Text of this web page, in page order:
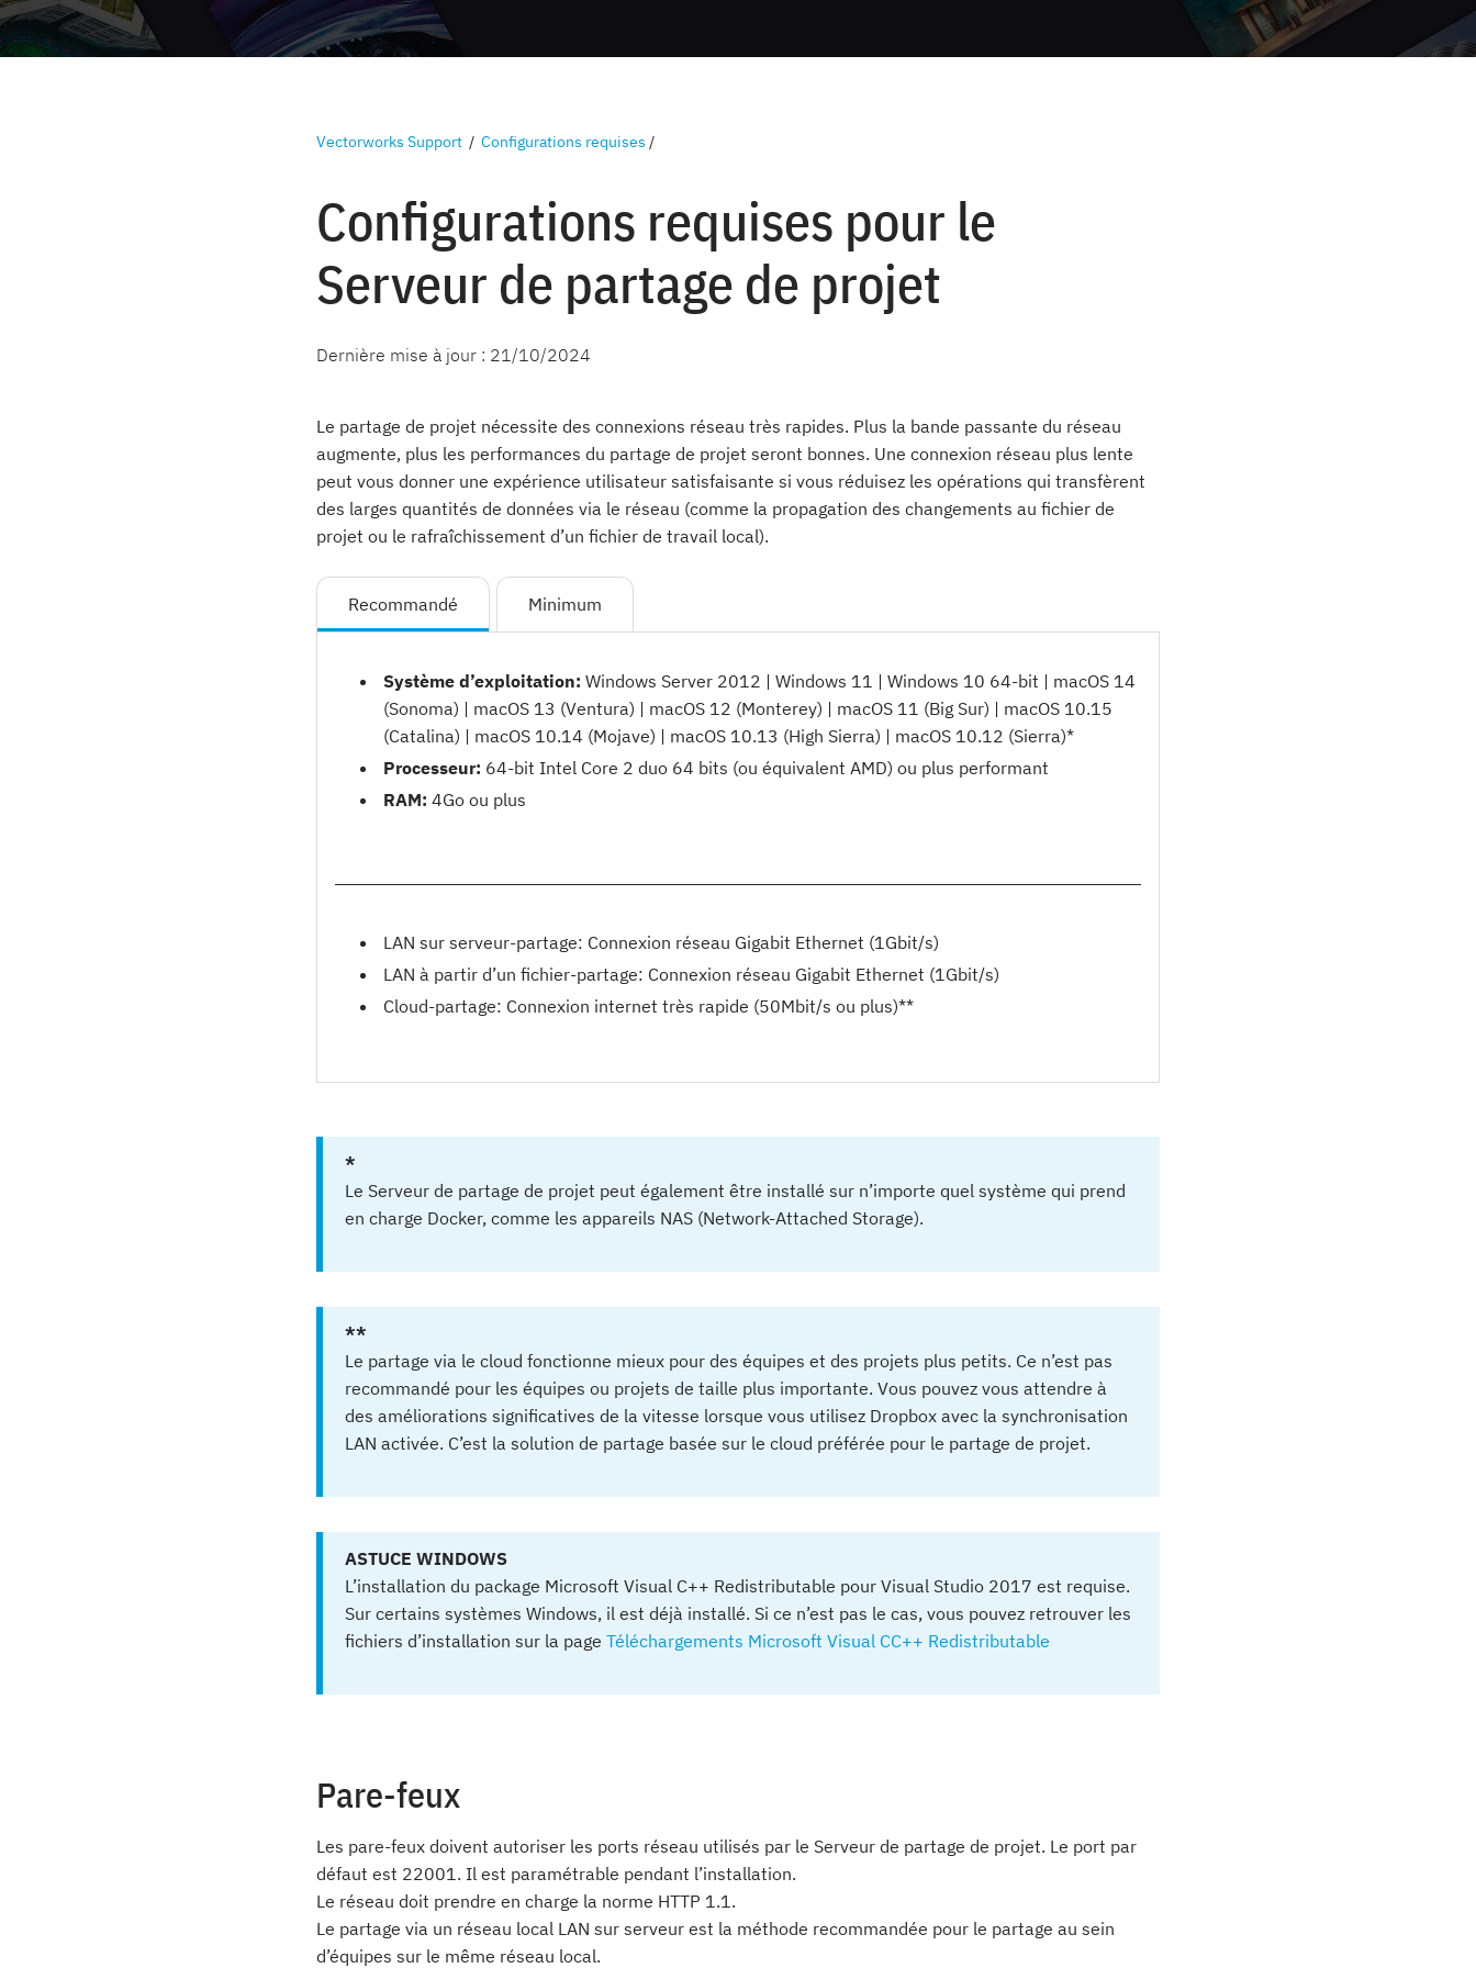
Vectorworks Support / Configurations requises /
Configurations requises pour le
Serveur de partage de projet
Dernière mise à jour : 21/10/2024
Le partage de projet nécessite des connexions réseau très rapides. Plus la bande passante du réseau
augmente, plus les performances du partage de projet seront bonnes. Une connexion réseau plus lente
peut vous donner une expérience utilisateur satisfaisante si vous réduisez les opérations qui transfèrent
des larges quantités de données via le réseau (comme la propagation des changements au fichier de
projet ou le rafraîchissement d’un fichier de travail local).
Recommandé Minimum
Système d’exploitation: Windows Server 2012 | Windows 11 | Windows 10 64-bit | macOS 14
(Sonoma) | macOS 13 (Ventura) | macOS 12 (Monterey) | macOS 11 (Big Sur) | macOS 10.15
(Catalina) | macOS 10.14 (Mojave) | macOS 10.13 (High Sierra) | macOS 10.12 (Sierra)*
Processeur: 64-bit Intel Core 2 duo 64 bits (ou équivalent AMD) ou plus performant
RAM: 4Go ou plus
LAN sur serveur-partage: Connexion réseau Gigabit Ethernet (1Gbit/s)
LAN à partir d’un fichier-partage: Connexion réseau Gigabit Ethernet (1Gbit/s)
Cloud-partage: Connexion internet très rapide (50Mbit/s ou plus)**
*
Le Serveur de partage de projet peut également être installé sur n’importe quel système qui prend
en charge Docker, comme les appareils NAS (Network-Attached Storage).
**
Le partage via le cloud fonctionne mieux pour des équipes et des projets plus petits. Ce n’est pas
recommandé pour les équipes ou projets de taille plus importante. Vous pouvez vous attendre à
des améliorations significatives de la vitesse lorsque vous utilisez Dropbox avec la synchronisation
LAN activée. C’est la solution de partage basée sur le cloud préférée pour le partage de projet.
ASTUCE WINDOWS
L’installation du package Microsoft Visual C++ Redistributable pour Visual Studio 2017 est requise.
Sur certains systèmes Windows, il est déjà installé. Si ce n’est pas le cas, vous pouvez retrouver les
fichiers d’installation sur la page Téléchargements Microsoft Visual CC++ Redistributable
Pare-feux
Les pare-feux doivent autoriser les ports réseau utilisés par le Serveur de partage de projet. Le port par
défaut est 22001. Il est paramétrable pendant l’installation.
Le réseau doit prendre en charge la norme HTTP 1.1.
Le partage via un réseau local LAN sur serveur est la méthode recommandée pour le partage au sein
d’équipes sur le même réseau local.